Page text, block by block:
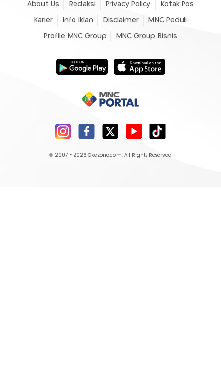
About Us Redaksi Privacy Policy Kotak Pos
Karier Info Iklan Disclaimer MNC Peduli
Profile MNC Group MNC Group Bisnis
© 2007 - 2026 Okezone.com, All Rights Reserved